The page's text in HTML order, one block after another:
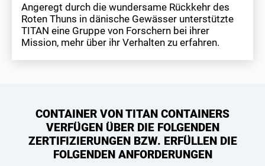
Angeregt durch die wundersame Rückkehr des
Roten Thuns in dänische Gewässer unterstützte
TITAN eine Gruppe von Forschern bei ihrer
Mission, mehr über ihr Verhalten zu erfahren.
CONTAINER VON TITAN CONTAINERS
VERFÜGEN ÜBER DIE FOLGENDEN
ZERTIFIZIERUNGEN BZW. ERFÜLLEN DIE
FOLGENDEN ANFORDERUNGEN